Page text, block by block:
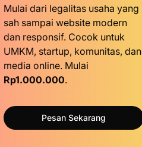
Mulai dari legalitas usaha yang
sah sampai website modern
dan responsif. Cocok untuk
UMKM, startup, komunitas, dan
media online. Mulai
Rp1.000.000.
Pesan Sekarang